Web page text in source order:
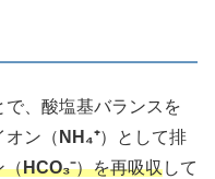
で、酸塩基バランスを
オン（ NH₄⁺）として排
（HCO₃⁻）を再吸収して